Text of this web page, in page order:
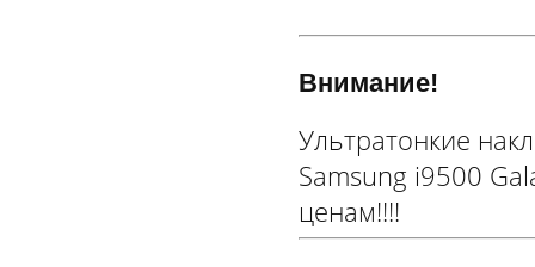
Внимание!
Ультратонкие
Samsung i9500
ценам!!!!